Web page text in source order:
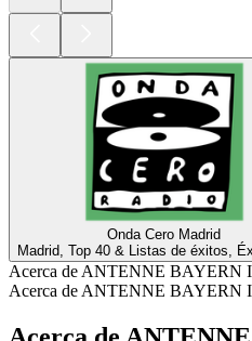
Onda Cero Madrid
Madrid, Top 40 & Listas de éxitos,
Acerca de ANTENNE BAYERN
Acerca de ANTENNE BAYERN